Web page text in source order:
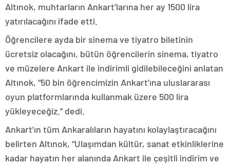
Altınok, muhtarların Ankart’larına her ay 1500 lira
yatırılacağını ifade etti.
Öğrencilere ayda bir sinema ve tiyatro biletinin
ücretsiz olacağını, bütün öğrencilerin sinema, tiyatro
ve müzelere Ankart ile indirimli gidilebileceğini anlatan
Altınok, “50 bin öğrencimizin Ankart’ına uluslararası
oyun platformlarında kullanmak üzere 500 lira
yükleyeceğiz.” dedi.
Ankart’ın tüm Ankaralıların hayatını kolaylaştıracağını
belirten Altınok, “Ulaşımdan kültür, sanat etkinliklerine
kadar hayatın her alanında Ankart ile çeşitli indirim ve